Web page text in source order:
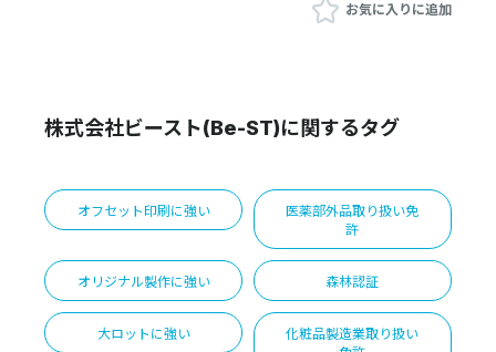
お気に入りに追加
株式会社ビースト(Be-ST)に関するタグ
オフセット印刷に強い
医薬部外品取り扱い免
許
オリジナル製作に強い 森林認証
大ロットに強い
化粧品製造業取り扱い